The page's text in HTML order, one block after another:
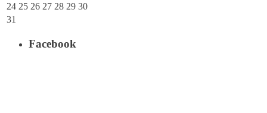
24 25 26 27 28 29 30
31
Facebook